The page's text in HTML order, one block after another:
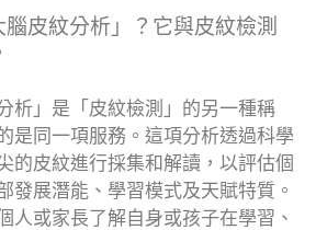
皮紋分析」？它與皮紋檢測
析」是「皮紋檢測」的另一種稱
是同一項服務。這項分析透過科學
的皮紋進行採集和解讀，以評估個
發展潛能、學習模式及天賦特質。
人或家長了解自身或孩子在學習、